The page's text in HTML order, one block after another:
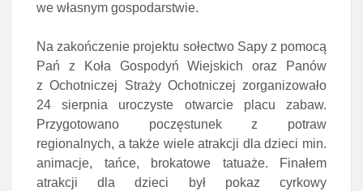
we własnym gospodarstwie.
Na zakończenie projektu sołectwo Sapy z pomocą
Pań z Koła Gospodyń Wiejskich oraz Panów
z Ochotniczej Straży Ochotniczej zorganizowało
24 sierpnia uroczyste otwarcie placu zabaw.
Przygotowano poczęstunek z potraw
regionalnych, a także wiele atrakcji dla dzieci min.
animacje, tańce, brokatowe tatuaże. Finałem
atrakcji dla dzieci był pokaz cyrkowy